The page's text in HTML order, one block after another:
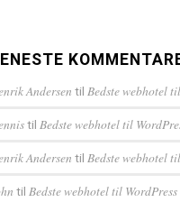
Andersen til Bedste webhotel
til Bedste webhotel til
Andersen til Bedste webhotel
til Bedste webhotel til WordPress